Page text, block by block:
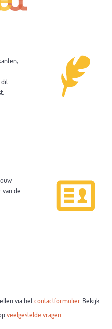
dit
van de
via hetcontactformulier. Bekijk
veelgestelde vragen.